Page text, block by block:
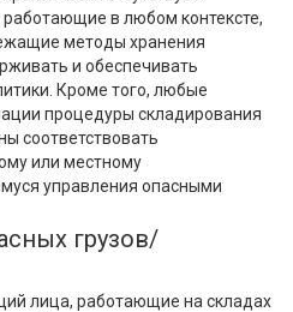
в любом контексте,
методы хранения
и обеспечивать
Кроме того, любые
процедуры складирования
соответствовать
или местному
управления опасными
грузов/
лица, работающие на складах